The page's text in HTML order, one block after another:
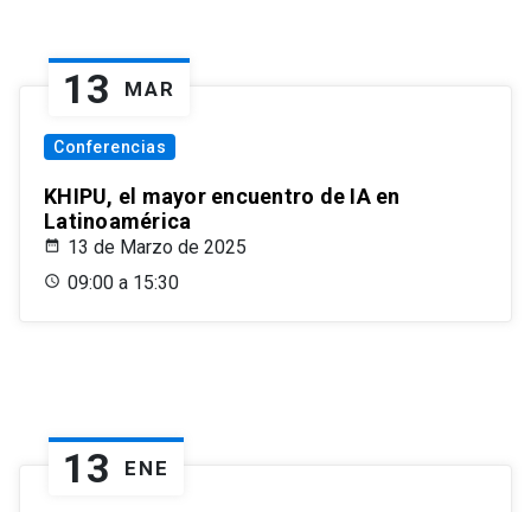
13 MAR
Conferencias
KHIPU, el mayor encuentro de IA en
Latinoamérica
13 de Marzo de 2025
09:00 a 15:30
13 ENE